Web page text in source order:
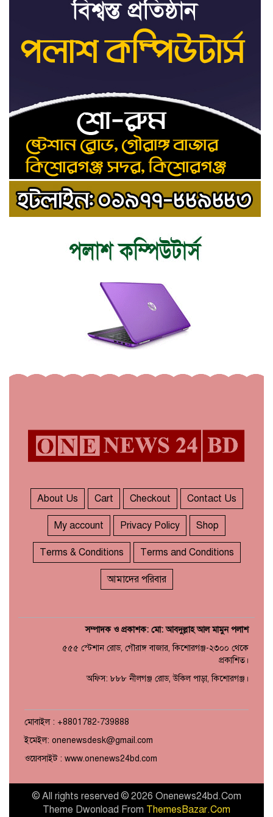
প্রসিকিউটর
৯
তাড়াইলে রাউতি মানবসেবা
ফাউন্ডেশনের আয়োজনে কাফন-
দাফন বিষয়ক বিশেষ প্রশিক্ষণ
১০
৪ বিভাগে অতি ভারি বৃষ্টির
সতর্কবার্তা
About Us Cart Checkout Contact Us
My account Privacy Policy Shop
Terms & Conditions Terms and Conditions
আমাদের পরিবার
সম্পাদক ও প্রকাশক: মো: আবদুল্লাহ আল মামুন পলাশ
৫৫৫ স্টেশান রোড, গৌরাঙ্গ বাজার, কিশোরগঞ্জ-২৩০০ থেকে
প্রকাশিত।
অফিস: ৮৮৮ নীলগঞ্জ রোড, উকিল পাড়া, কিশোরগঞ্জ।
মোবাইল : +8801782-739888
ইমেইল: onenewsdesk@gmail.com
ওয়েবসাইট : www.onenews24bd.com
© All rights reserved © 2026 Onenews24bd.Com
Theme Dwonload From ThemesBazar.Com